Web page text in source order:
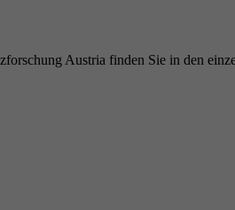
Austria finden Sie in den